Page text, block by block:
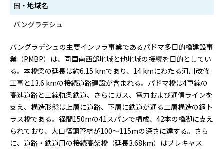
国・地域名
バングラデシュ
バングラデシュの主要インフラ事業であるパドマ多目的橋建設事
業（PMBP）は、同国南西部地域と他地域の接続を目的としてい
る。本橋梁の延長は約6.15 kmであり、14 kmにわたる河川改修
工事と13.6 kmの接続道路建設が含まれる。パドマ橋は4車線の
高速道路と三線軌条鉄道、さらにガス、電力および通信ラインを
支え、構造形態は上層に道路、下層に鉄道が通る二層構造の鋼ト
ラス橋である。径間150mの41スパンで構成、42本の橋脚に支え
られており、大口径鋼管杭が100～115mの深さに達する。さら
に、道路・鉄道用の接続高架橋（延長3.68km）はプレキャス